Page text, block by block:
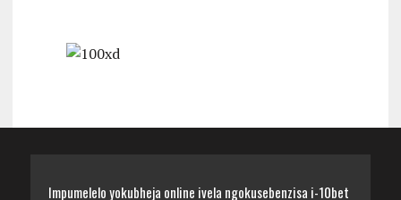
Impumelelo yokubheja online ivela ngokusebenzisa i-10bet